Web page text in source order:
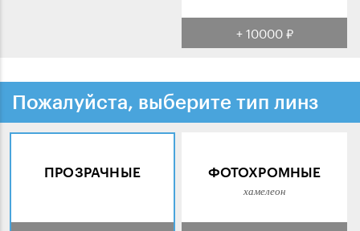
+ 10000 ₽
Пожалуйста, выберите тип линз
ПРОЗРАЧНЫЕ ФОТОХРОМНЫЕ
хамелеон